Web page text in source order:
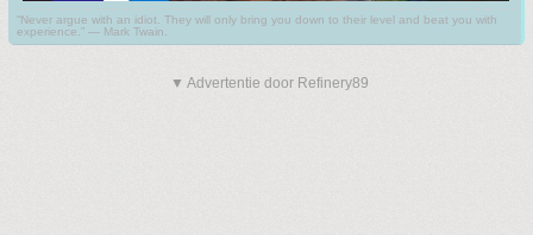
“Never argue with an idiot. They will only bring you down to their level and beat you with
experience.” ― Mark Twain.
▼ Advertentie door Refinery89